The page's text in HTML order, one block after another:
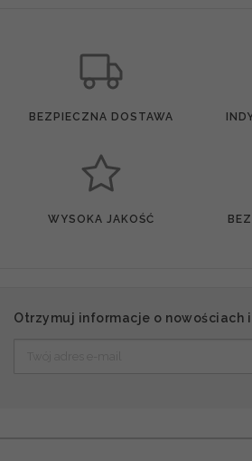
BEZPIECZNA DOSTAWA
WYSOKA JAKOŚĆ
Otrzymuj informacje o nowościach